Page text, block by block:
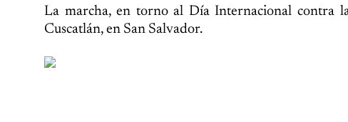
La marcha, en torno al Día Internacional contra
Cuscatlán, en San Salvador.